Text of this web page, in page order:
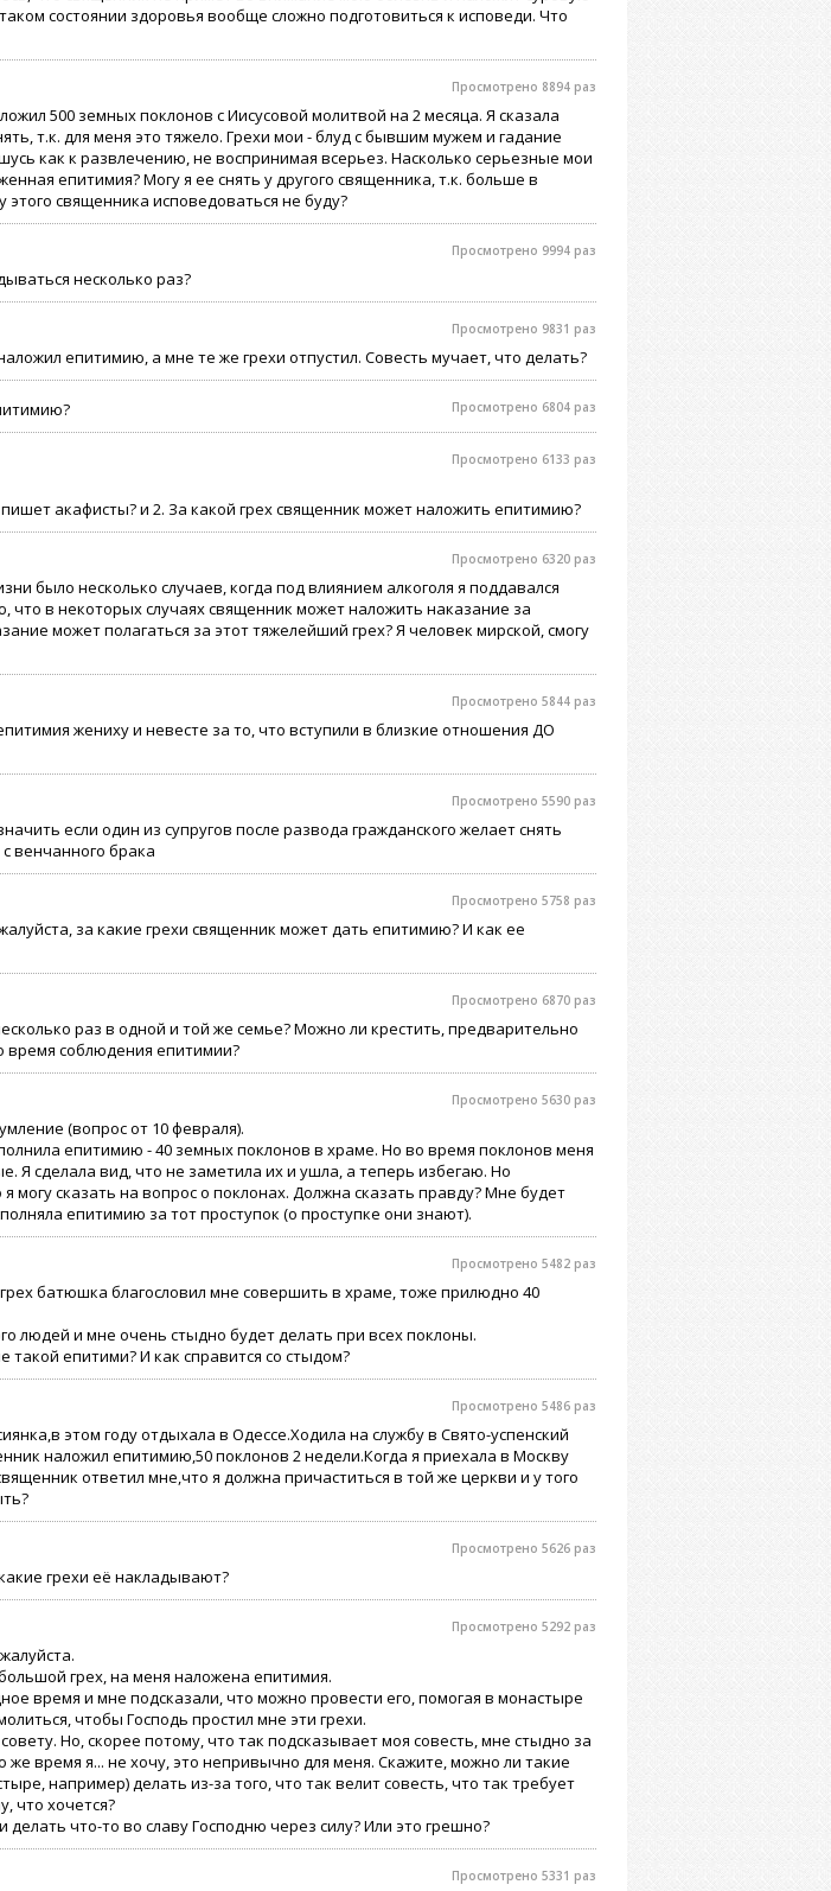
состоянии здоровья вообще сложно подготовиться к исповеди. Что
Просмотрено 8894 раз
500 земных поклонов с Иисусовой молитвой на 2 месяца. Я сказала
т.к. для меня это тяжело. Грехи мои - блуд с бывшим мужем и гадание
как к развлечению, не воспринимая всерьез. Насколько серьезные мои
епитимия? Могу я ее снять у другого священника, т.к. больше в
священника исповедоваться не буду?
Просмотрено 9994 раз
несколько раз?
Просмотрено 9831 раз
епитимию, а мне те же грехи отпустил. Совесть мучает, что делать?
Просмотрено 6804 раз
Просмотрено 6133 раз
акафисты? и 2. За какой грех священник может наложить епитимию?
Просмотрено 6320 раз
было несколько случаев, когда под влиянием алкоголя я поддавался
что в некоторых случаях священник может наложить наказание за
может полагаться за этот тяжелейший грех? Я человек мирской, смогу
Просмотрено 5844 раз
жениху и невесте за то, что вступили в близкие отношения ДО
Просмотрено 5590 раз
если один из супругов после развода гражданского желает снять
венчанного брака
Просмотрено 5758 раз
за какие грехи священник может дать епитимию? И как ее
Просмотрено 6870 раз
раз в одной и той же семье? Можно ли крестить, предварительно
время соблюдения епитимии?
Просмотрено 5630 раз
(вопрос от 10 февраля).
епитимию - 40 земных поклонов в храме. Но во время поклонов меня
Я сделала вид, что не заметила их и ушла, а теперь избегаю. Но
я могу сказать на вопрос о поклонах. Должна сказать правду? Мне будет
епитимию за тот проступок (о проступке они знают).
Просмотрено 5482 раз
батюшка благословил мне совершить в храме, тоже прилюдно 40
людей и мне очень стыдно будет делать при всех поклоны.
такой епитими? И как справится со стыдом?
Просмотрено 5486 раз
этом году отдыхала в Одессе.Ходила на службу в Свято-успенский
наложил епитимию,50 поклонов 2 недели.Когда я приехала в Москву
ответил мне,что я должна причаститься в той же церкви и у того
Просмотрено 5626 раз
грехи её накладывают?
Просмотрено 5292 раз
грех, на меня наложена епитимия.
время и мне подсказали, что можно провести его, помогая в монастыре
чтобы Господь простил мне эти грехи.
Но, скорее потому, что так подсказывает моя совесть, мне стыдно за
время я... не хочу, это непривычно для меня. Скажите, можно ли такие
например) делать из-за того, что так велит совесть, что так требует
что хочется?
что-то во славу Господню через силу? Или это грешно?
Просмотрено 5331 раз